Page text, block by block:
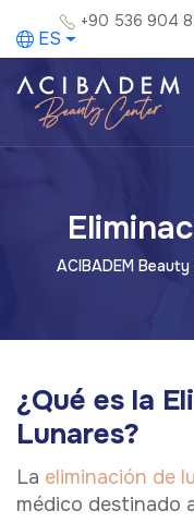
+90 536 904
ES
ACIBADEM
¿Qué es la
Lunares?
La eliminación de
médico destinado